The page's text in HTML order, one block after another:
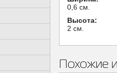
0,6 см.
Высота:
2 см.
Похожие